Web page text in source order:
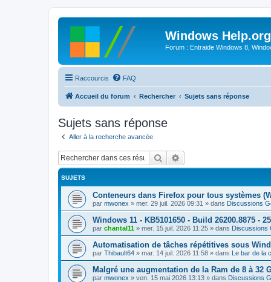
Windows Help.org
Forum : Entraide Windows 8,
Raccourcis FAQ
Accueil du forum Rechercher Sujets sans réponse
Sujets sans réponse
Aller à la recherche avancée
Rechercher
SUJETS
Conteneurs dans Firefox pour tous systèmes
par mwonex » mer. 29 juil. 2026 09:31 » dans Discussions
Windows 11 - KB5101650 - Build 26200.8875 -
par chantal11 » mer. 15 juil. 2026 11:25 » dans Discussions
Automatisation de tâches répétitives sous
par Thibault64 » mar. 14 juil. 2026 11:58 » dans Le bar de la
Malgré une augmentation de la Ram de 8 à 32
par mwonex » ven. 15 mai 2026 13:13 » dans Discussions